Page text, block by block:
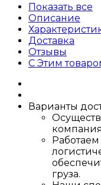
Показать все
Описание
Доставка
Отзывы
С Этим
Варианты
груза.